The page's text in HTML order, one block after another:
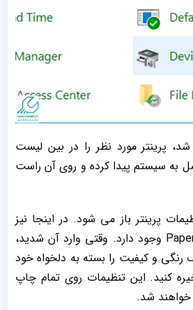
پرینتر مورد نظر را در بین لیست
به سیستم پیدا کرده و روی آن راست
پرینتر باز می شود. در اینجا نیز
سربرگ Paper/Quality وجود دارد. وقتی وارد آن شدید،
رنگی و کیفیت را بسته به دلخواه خود
کنید. این تنظیمات روی تمام چاپ
شد.